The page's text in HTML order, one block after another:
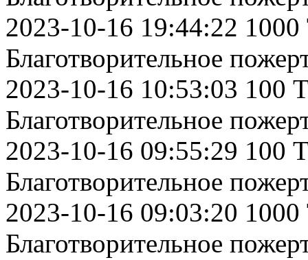
2023-10-16 19:44:22 1000
Благотворительное
2023-10-16 10:53:03 100
Благотворительное
2023-10-16 09:55:29 100
Благотворительное
2023-10-16 09:03:20 1000
Благотворительное